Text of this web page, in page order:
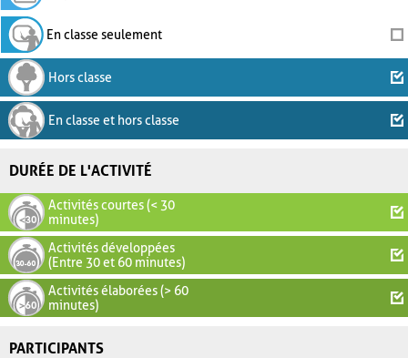
En classe seulement
Hors classe
En classe et hors classe
DURÉE DE L'ACTIVITÉ
Activités courtes (< 30
minutes)
Activités développées
(Entre 30 et 60 minutes)
Activités élaborées (> 60
minutes)
PARTICIPANTS